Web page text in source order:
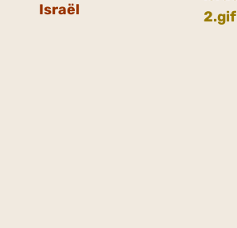
Israël